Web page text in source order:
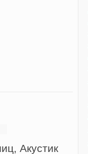
Акустик